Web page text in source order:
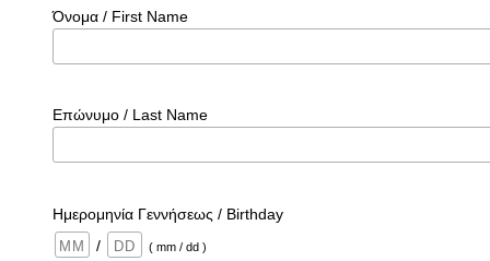
Όνομα / First Name
Επώνυμο / Last Name
Ημερομηνία Γεννήσεως / Birthday
/
( mm / dd )